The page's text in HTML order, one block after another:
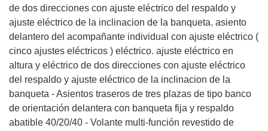
de dos direcciones con ajuste eléctrico del respaldo y
ajuste eléctrico de la inclinacion de la banqueta. asiento
delantero del acompañante individual con ajuste eléctrico (
cinco ajustes eléctricos ) eléctrico. ajuste eléctrico en
altura y eléctrico de dos direcciones con ajuste eléctrico
del respaldo y ajuste eléctrico de la inclinacion de la
banqueta - Asientos traseros de tres plazas de tipo banco
de orientación delantera con banqueta fija y respaldo
abatible 40/20/40 - Volante multi-función revestido de